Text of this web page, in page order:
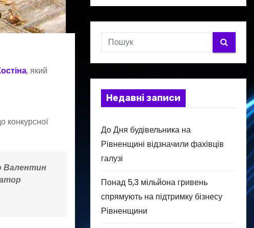
, який
конкурсної
Валентин
Недавні записи
До Дня будівельника на
Рівненщині відзначили фахівців
галузі
Понад 5,3 мільйона гривень
спрямують на підтримку бізнесу
Рівненщини